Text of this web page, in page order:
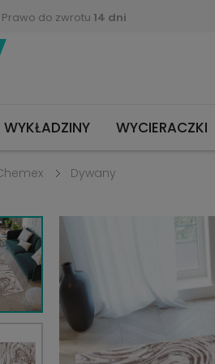
Prawo do zwrotu 14 dni
WYKŁADZINY WYCIERACZKI
Dywany